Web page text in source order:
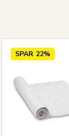
SPAR 22%